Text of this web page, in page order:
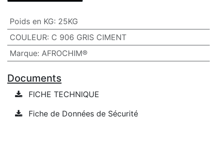
Poids en KG: 25KG
COULEUR: C 906 GRIS CIMENT
Marque: AFROCHIM®
Documents
FICHE TECHNIQUE
Fiche de Données de Sécurité